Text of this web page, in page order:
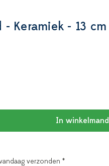
- Keramiek - 13 cm
In winkelmand
verzonden *